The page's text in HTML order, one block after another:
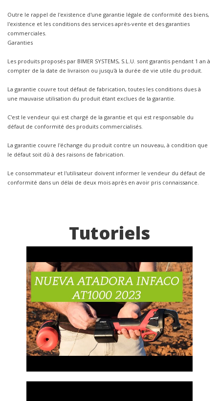
Outre le rappel de l'existence d'une garantie légale de conformité des biens,
l'existence et les conditions des services après-vente et des garanties
commerciales.
Garanties
Les produits proposés par BIMER SYSTEMS, S.L.U. sont garantis pendant 1 an à
compter de la date de livraison ou jusqu'à la durée de vie utile du produit.
La garantie couvre tout défaut de fabrication, toutes les conditions dues à
une mauvaise utilisation du produit étant exclues de la garantie.
C'est le vendeur qui est chargé de la garantie et qui est responsable du
défaut de conformité des produits commercialisés.
La garantie couvre l'échange du produit contre un nouveau, à condition que
le défaut soit dû à des raisons de fabrication.
Le consommateur et l'utilisateur doivent informer le vendeur du défaut de
conformité dans un délai de deux mois après en avoir pris connaissance.
Tutoriels